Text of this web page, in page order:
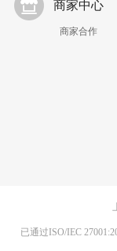
商家中心
商家合作
已通过ISO/IEC